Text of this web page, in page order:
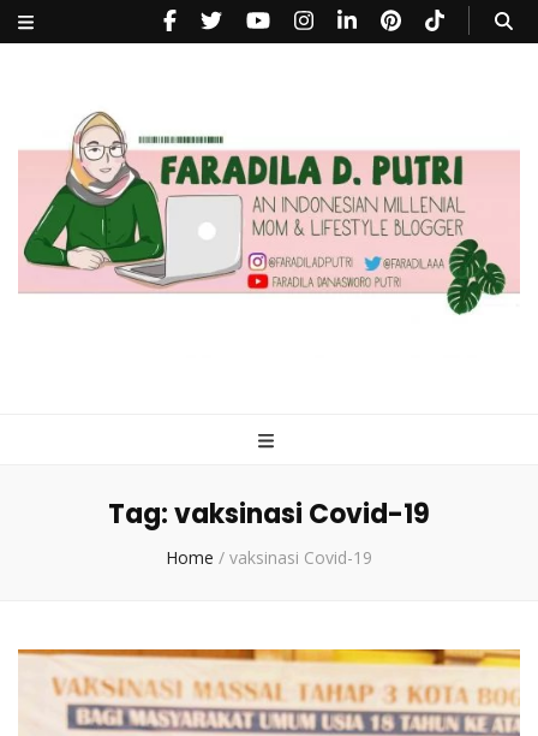
Tag:vaksinasi Covid-19
Home / vaksinasi Covid-19